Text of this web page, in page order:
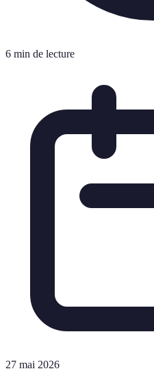
6 min de lecture
27 mai 2026